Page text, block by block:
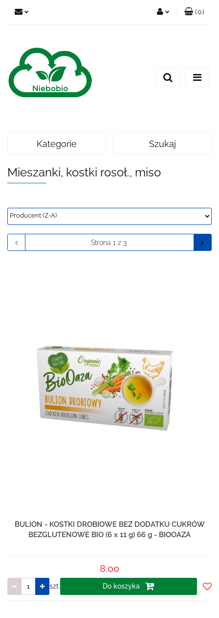
(0)
Kategorie Szukaj
Mieszanki, kostki rosoł., miso
BULION - KOSTKI DROBIOWE BEZ DODATKU CUKRÓW
BEZGLUTENOWE BIO (6 x 11 g) 66 g - BIOOAZA
8.00
szt. Do koszyka